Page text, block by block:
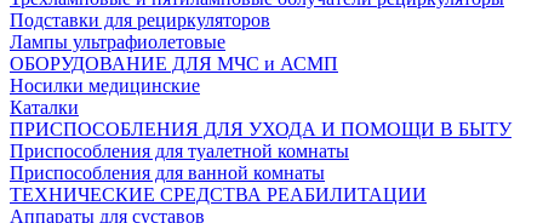
Подставки для рециркуляторов
Лампы ультрафиолетовые
ОБОРУДОВАНИЕ ДЛЯ МЧС и АСМП
Носилки медицинские
Каталки
ПРИСПОСОБЛЕНИЯ ДЛЯ УХОДА И ПОМОЩИ В БЫТУ
Приспособления для туалетной комнаты
Приспособления для ванной комнаты
ТЕХНИЧЕСКИЕ СРЕДСТВА РЕАБИЛИТАЦИИ
Аппараты для суставов